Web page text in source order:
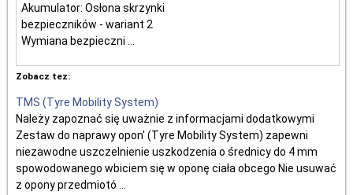
Akumulator: Osłona skrzynki
bezpieczników - wariant 2
Wymiana bezpieczni ...
Zobacz tez:
TMS (Tyre Mobility System)
Należy zapoznać się uważnie z informacjami dodatkowymi
Zestaw do naprawy opon' (Tyre Mobility System) zapewni
niezawodne uszczelnienie uszkodzenia o średnicy do 4 mm
spowodowanego wbiciem się w oponę ciała obcego Nie usuwać
z opony przedmiotó ...